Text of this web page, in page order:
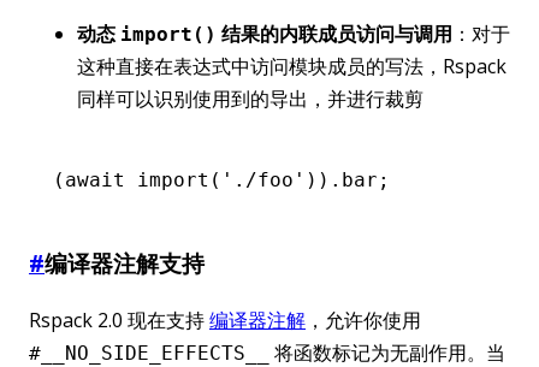
动态 import() 结果的内联成员访问与调用 ：对于
这种直接在表达式中访问模块成员的写法，Rspack
同样可以识别使用到的导出，并进行裁剪
( await import ( './foo' )).bar;
#编译器注解支持
Rspack 2.0 现在支持编译器注解 ，允许你使用
#__NO_SIDE_EFFECTS__
将函数标记为无副作用。当